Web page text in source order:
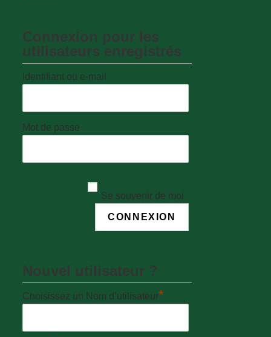
Connexion pour les
utilisateurs enregistrés
Identifiant ou e-mail
Mot de passe
Se souvenir de moi
Nouvel utilisateur ?
Choisissez un Nom d’utilisateur*